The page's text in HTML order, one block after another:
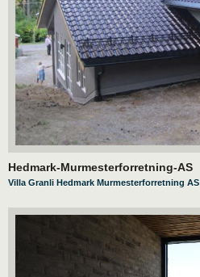
Hedmark-Murmesterforretning-AS
Villa Granli Hedmark Murmesterforretning AS